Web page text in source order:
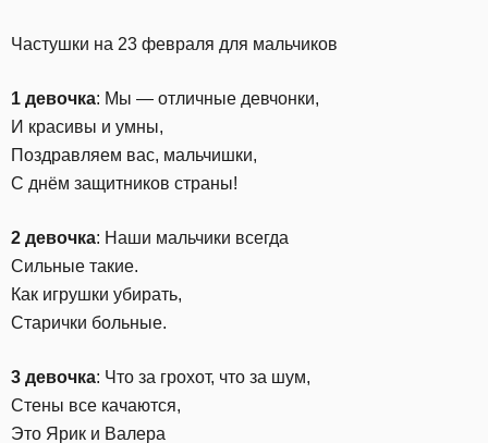
Частушки на 23 февраля для мальчиков
1 девочка: Мы — отличные девчонки,
И красивы и умны,
Поздравляем вас, мальчишки,
С днём защитников страны!
2 девочка: Наши мальчики всегда
Сильные такие.
Как игрушки убирать,
Старички больные.
3 девочка: Что за грохот, что за шум,
Стены все качаются,
Это Ярик и Валера